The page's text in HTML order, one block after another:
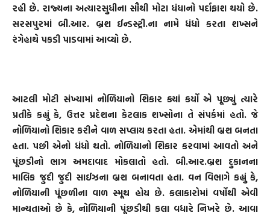
રહી છે. રાજ્યના અત્યારસુધીના સૌથી મોટા ધંધાનો પર્દાફાશ થયો છે.
સરસપુરમાં બી.આર. બ્રશ ઈન્ડસ્ટ્રી.ના નામે ધંધો કરતા શખ્સને
રંગેહાથે પકડી પાડવામાં આવ્યો છે.
આટલી મોટી સંખ્યામાં નોળિયાનો શિકાર ક્યાં કર્યો એ પૂછ્યું ત્યારે
પ્રતીકે કહ્યું કે, ઉત્તર પ્રદેશના કેટલાક શખ્સોના તે સંપર્કમાં હતો. જે
નોળિયાનો શિકાર કરીને વાળ સપ્લાય કરતા હતા. એમાંથી બ્રશ બનતા
હતા. પછી એનો ધંધો થતો. નોળિયાનો શિકાર કરવામાં આવતો અને
પૂંછડીનો ભાગ અમદાવાદ મોકલાતો હતો. બી.આર.બ્રશ દુકાનના
માલિક જુદી જુદી સાઈઝના બ્રશ બનાવતા હતા. વન વિભાગે કહ્યું કે,
નોળિયાની પૂંછળીના વાળ સ્મૂથ હોય છે. કલાકારોમાં વર્ષોથી એવી
માન્યતાઓ છે કે, નોળિયાની પૂંછડીથી કલા વધારે નિખરે છે. આવા